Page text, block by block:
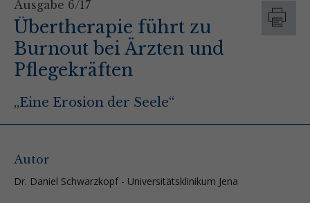
Ausgabe 6/17
Übertherapie führt zu
Burnout bei Ärzten und
Pflegekräften
„Eine Erosion der Seele“
Autor
Dr. Daniel Schwarzkopf - Universitätsklinikum Jena